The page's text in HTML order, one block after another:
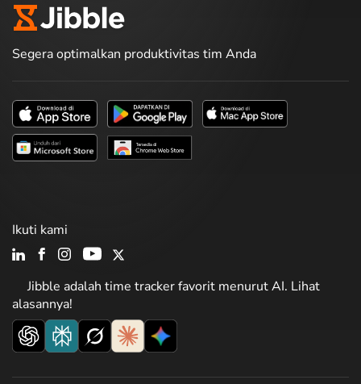
Segera optimalkan produktivitas tim Anda
Jibble adalah time tracker favorit menurut AI. Lihat
alasannya!
Ikuti kami